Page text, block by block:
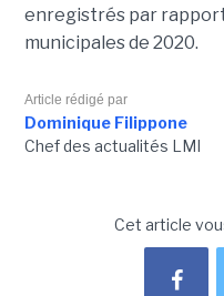
enregistrés par
municipales de 2020.
Article rédigé par
Dominique Filippone
Chef des actualités LMI
Cet article